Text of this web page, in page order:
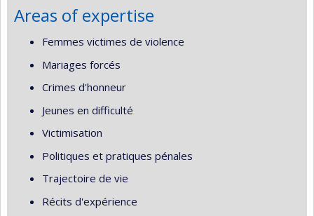
Areas of expertise
Femmes victimes de violence
Mariages forcés
Crimes d'honneur
Jeunes en difficulté
Victimisation
Politiques et pratiques pénales
Trajectoire de vie
Récits d'expérience